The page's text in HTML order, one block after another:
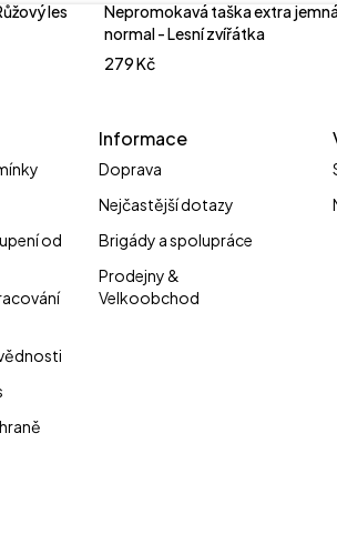
les
Nepromokavá taška extra
normal - Lesní zvířátka
279Kč
od
Informace
Doprava
Nejčastější dotazy
Brigády a spolupráce
Prodejny &
Velkoobchod